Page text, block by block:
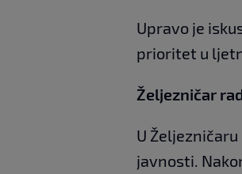
Upravo je
prioritet u
Željezničar
U
javnosti.